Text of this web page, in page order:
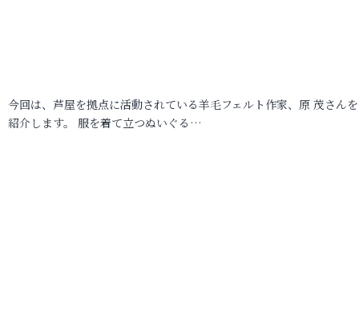
今回は、芦屋を拠点に活動されている羊毛フェルト作家、原 茂さん
紹介します。 服を着て立つぬいぐる…